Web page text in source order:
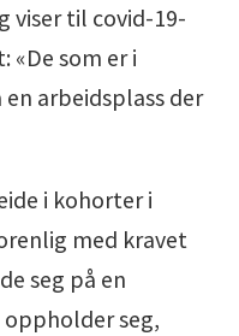
viser til covid-19-
«De som er i
arbeidsplass der
i kohorter i
med kravet
seg på en
oppholder seg,